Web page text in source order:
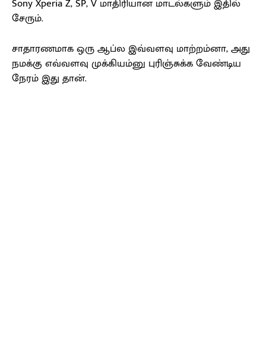
Sony Xperia Z, SP, V மாதிரியான மாடல்களும் இதில்
சேரும்.
சாதாரணமாக ஒரு ஆப்ல இவ்வளவு மாற்றம்னா, அது
நமக்கு எவ்வளவு முக்கியம்னு புரிஞ்சுக்க வேண்டிய
நேரம் இது தான்.